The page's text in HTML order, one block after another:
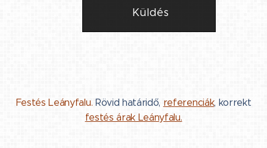
Küldés
Festés Leányfalu. Rövid határidő, referenciák, korrekt
festés árak Leányfalu.